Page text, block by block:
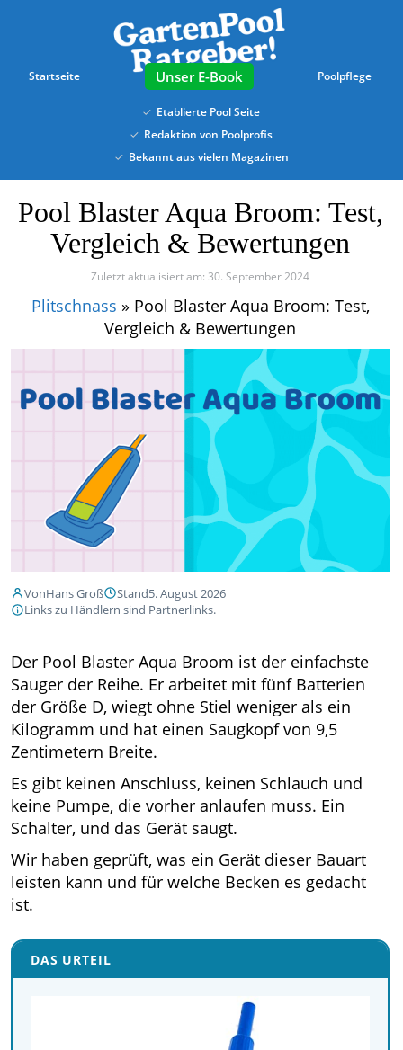
content
Startseite Poolpflege
E-Book
Etablierte Pool Seite
Redaktion von Poolprofis
Bekannt aus vielen Magazinen
Pool Blaster Aqua Broom: Test,
Vergleich & Bewertungen
Zuletzt aktualisiert am: 30. September 2024
Plitschnass » Pool Blaster Aqua Broom: Test,
Vergleich & Bewertungen
VonHans Groß Stand5. August 2026
Links zu Händlern sind Partnerlinks.
Der Pool Blaster Aqua Broom ist der einfachste
Sauger der Reihe. Er arbeitet mit fünf Batterien
der Größe D, wiegt ohne Stiel weniger als ein
Kilogramm und hat einen Saugkopf von 9,5
Zentimetern Breite.
Es gibt keinen Anschluss, keinen Schlauch und
keine Pumpe, die vorher anlaufen muss. Ein
Schalter, und das Gerät saugt.
Wir haben geprüft, was ein Gerät dieser Bauart
leisten kann und für welche Becken es gedacht
ist.
DAS URTEIL